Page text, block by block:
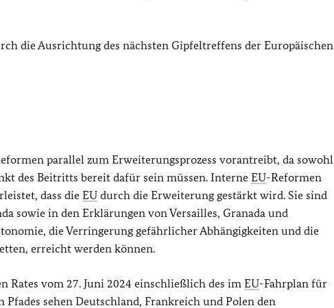
die Ausrichtung des nächsten Gipfeltreffens der Europäischen
parallel zum Erweiterungsprozess vorantreibt, da sowohl
des Beitritts bereit dafür sein müssen. Interne EU-Reformen
dass die EU durch die Erweiterung gestärkt wird. Sie sind
sowie in den Erklärungen von Versailles, Granada und
die Verringerung gefährlicher Abhängigkeiten und die
erreicht werden können.
Rates vom 27. Juni 2024 einschließlich des im EU-Fahrplan für
sehen Deutschland, Frankreich und Polen den